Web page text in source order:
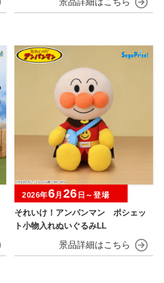
それいけ！アンパンマン ポシェッ
ト小物入れぬいぐるみLL
2026年6月 26 日～登場